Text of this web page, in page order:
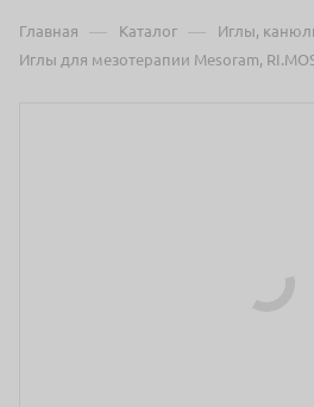
Главная — Каталог — Иглы,
Иглы для мезотерапии Mesoram,